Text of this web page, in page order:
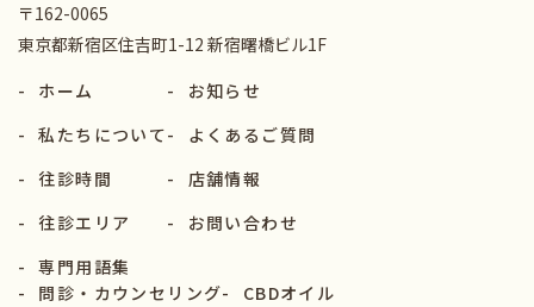
〒162-0065
東京都新宿区住吉町1-12 新宿曙橋ビル1F
-
ホーム
-
私たちについて
-
往診時間
-
往診エリア
-
専門用語集
-
お知らせ
-
よくあるご質問
-
店舗情報
-
お問い合わせ
-
問診・カウンセリング-
CBDオイル